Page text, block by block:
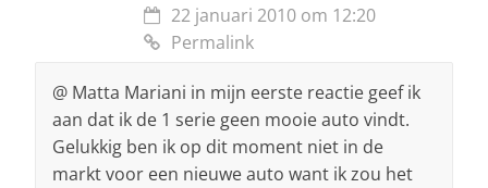
22 januari 2010 om 12:20
Permalink
@ Matta Mariani in mijn eerste reactie geef ik
aan dat ik de 1 serie geen mooie auto vindt.
Gelukkig ben ik op dit moment niet in de
markt voor een nieuwe auto want ik zou het